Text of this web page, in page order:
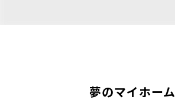
夢のマイホーム